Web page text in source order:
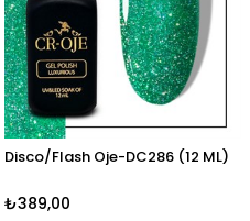
Disco/Flash Oje-DC286 (12 ML)
₺389,00